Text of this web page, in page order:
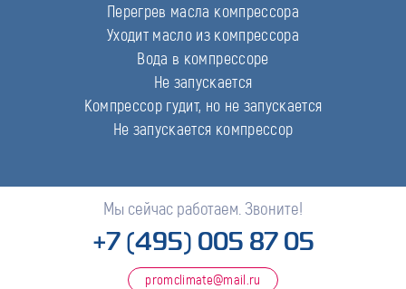
Перегрев масла компрессора
Уходит масло из компрессора
Вода в компрессоре
Не запускается
Компрессор гудит, но не запускается
Не запускается компрессор
Мы сейчас работаем. Звоните!
+7 (495) 005 87 05
promclimate@mail.ru